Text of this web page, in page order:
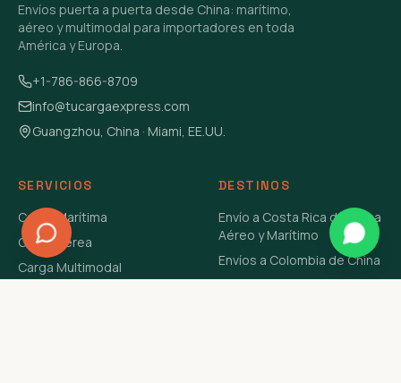
Envíos puerta a puerta desde China: marítimo,
aéreo y multimodal para importadores en toda
América y Europa.
+1-786-866-8709
info@tucargaexpress.com
Guangzhou, China · Miami, EE.UU.
SERVICIOS
Carga Marítima
Carga Aérea
Carga Multimodal
DESTINOS
Envío a Costa Rica de China
Aéreo y Marítimo
Envíos a Colombia de China